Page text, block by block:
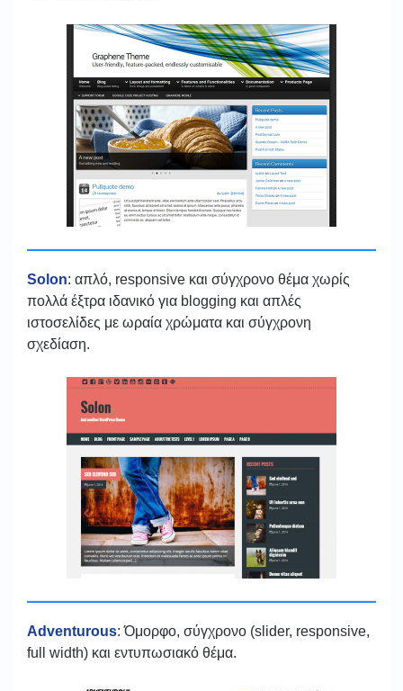
Solon: απλό, responsive και σύγχρονο θέμα χωρίς
πολλά έξτρα ιδανικό για blogging και απλές
ιστοσελίδες με ωραία χρώματα και σύγχρονη
σχεδίαση.
Adventurous: Όμορφο, σύγχρονο (slider, responsive,
full width) και εντυπωσιακό θέμα.